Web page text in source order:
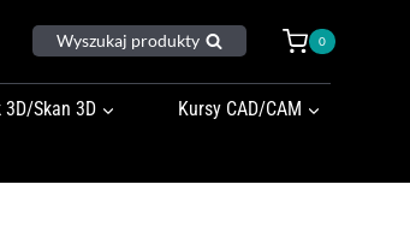
Wyszukaj produkty 0
3D/Skan 3D Kursy CAD/CAM